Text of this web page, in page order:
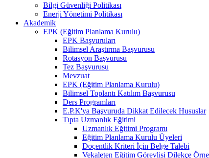
Bilgi Güvenliği Politikası
Enerji Yönetimi Politikası
Akademik
EPK (Eğitim Planlama Kurulu)
EPK Başvuruları
Bilimsel Araştırma Başvurusu
Rotasyon Başvurusu
Tez Başvurusu
Mevzuat
EPK (Eğitim Planlama Kurulu)
Bilimsel Toplantı Katılım Başvurusu
Ders Programları
E.P.K'ya Başvuruda Dikkat Edilecek Hususlar
Tıpta Uzmanlık Eğitimi
Uzmanlık Eğitimi Programı
Eğitim Planlama Kurulu Üyeleri
Doçentlik Kriteri İçin Belge Talebi
Vekaleten Eğitim Görevlisi Dilekçe